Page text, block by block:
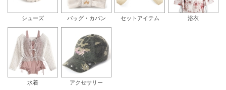
シューズ バッグ・カバン セットアイテム 浴衣
水着 アクセサリー